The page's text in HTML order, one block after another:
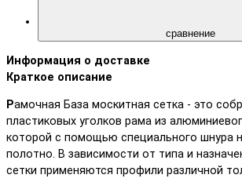
сравнение
Информация о доставке
Краткое описание
Рамочная База москитная сетка - это
пластиковых уголков рама из
которой с помощью специального шнура
полотно. В зависимости от типа и
сетки применяются профили различной